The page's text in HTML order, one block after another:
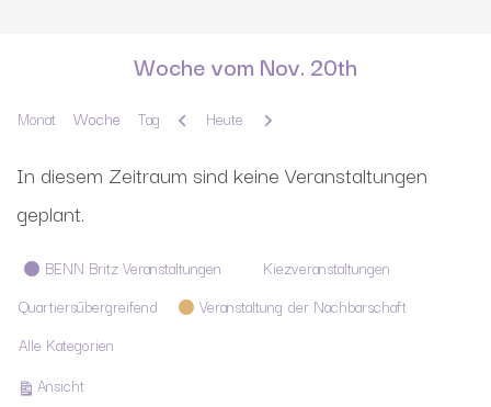
Woche vom Nov. 20th
Monat Woche Tag Zurück
Heute Weiter
In diesem Zeitraum sind keine Veranstaltungen
geplant.
Kategorien
BENN Britz Veranstaltungen
Kiezveranstaltungen
Quartiersübergreifend
Veranstaltung der Nachbarschaft
Alle Kategorien
Ansichtausdrucken